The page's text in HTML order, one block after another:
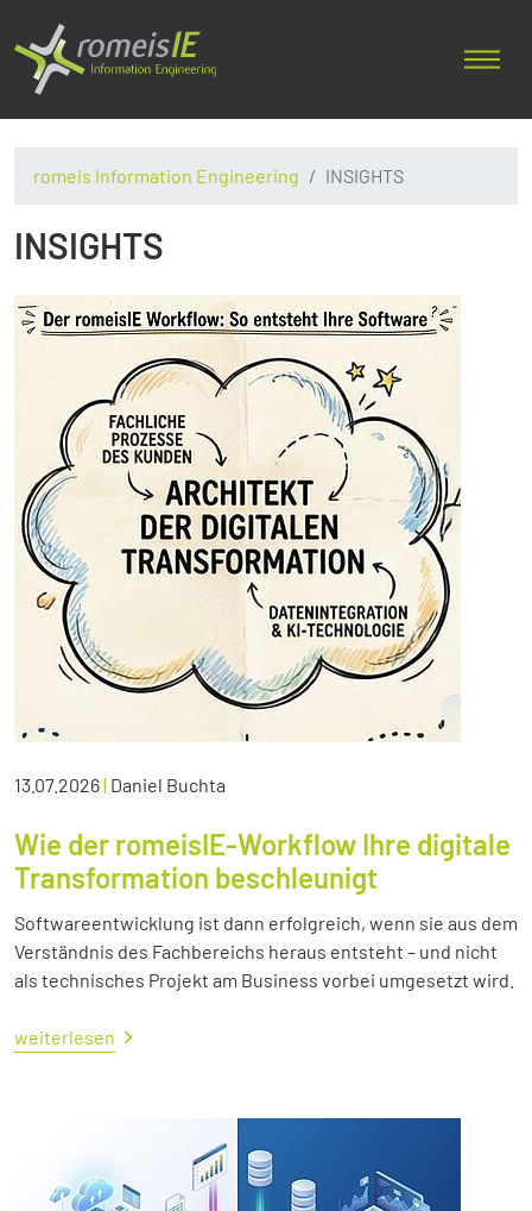
romeis Information Engineering INSIGHTS
INSIGHTS
13.07.2026| Daniel Buchta
Wie der romeisIE-Workflow Ihre digitale
Transformation beschleunigt
Softwareentwicklung ist dann erfolgreich, wenn sie aus dem
Verständnis des Fachbereichs heraus entsteht – und nicht
als technisches Projekt am Business vorbei umgesetzt wird.
weiterlesen